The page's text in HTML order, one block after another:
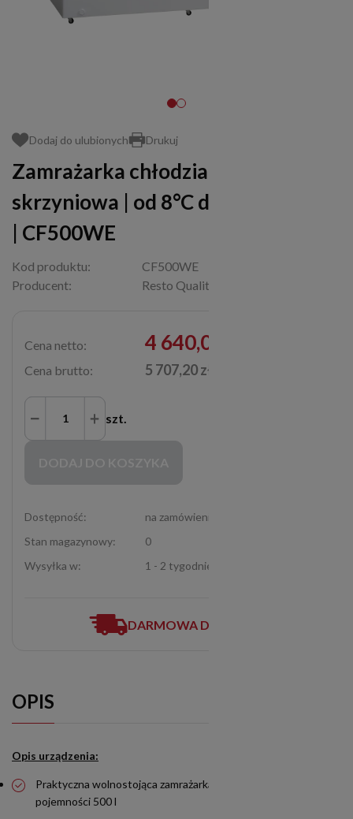
Dodaj do ulubionych Drukuj
Zamrażarka chłodziarka
skrzyniowa | od 8°C do -24°C | 500 l
| CF500WE
Kod produktu:
CF500WE
Producent:
Resto Quality
Cena netto: 4 640,00 zł
Cena brutto: 5 707,20 zł
szt.
Dostępność:
na zamówienie
Stan magazynowy:
0
Wysyłka w:
1 - 2 tygodnie
DARMOWA DOSTAWA
OPIS
Opis urządzenia:
Praktyczna wolnostojąca zamrażarka skrzyniowa CF500WE o
pojemności 500 l